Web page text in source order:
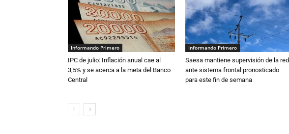
Informando Primero
IPC de julio: Inflación anual cae al
3,5% y se acerca a la meta del Banco
Central
Informando Primero
Saesa mantiene supervisión de la red
ante sistema frontal pronosticado
para este fin de semana